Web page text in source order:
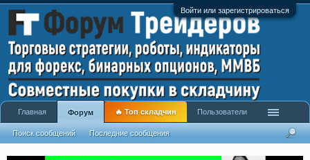
Войти или зарегистрироваться
Главная Форум
Поиск сообщений Последние сообщения
🔥 Топ складчин Пользователи